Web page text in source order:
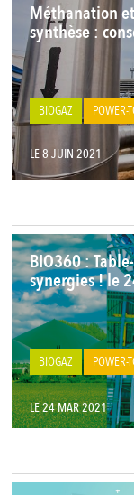
Méthanation
synthèse :
BIOGAZ POWER-
LE 8 JUIN 2021
BIO360 :
synergies ! le
BIOGAZ POWER-
LE 24 MAR 2021